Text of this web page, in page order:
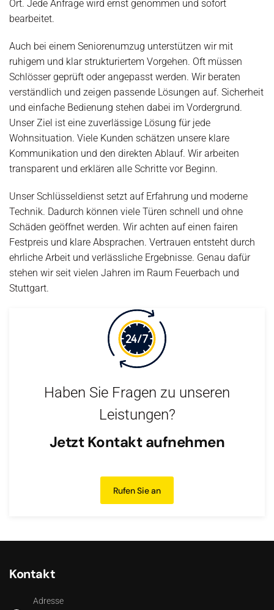
Ort. Jede Anfrage wird ernst genommen und sofort
bearbeitet.
Auch bei einem Seniorenumzug unterstützen wir mit
ruhigem und klar strukturiertem Vorgehen. Oft müssen
Schlösser geprüft oder angepasst werden. Wir beraten
verständlich und zeigen passende Lösungen auf. Sicherheit
und einfache Bedienung stehen dabei im Vordergrund.
Unser Ziel ist eine zuverlässige Lösung für jede
Wohnsituation. Viele Kunden schätzen unsere klare
Kommunikation und den direkten Ablauf. Wir arbeiten
transparent und erklären alle Schritte vor Beginn.
Unser Schlüsseldienst setzt auf Erfahrung und moderne
Technik. Dadurch können viele Türen schnell und ohne
Schäden geöffnet werden. Wir achten auf einen fairen
Festpreis und klare Absprachen. Vertrauen entsteht durch
ehrliche Arbeit und verlässliche Ergebnisse. Genau dafür
stehen wir seit vielen Jahren im Raum Feuerbach und
Stuttgart.
Haben Sie Fragen zu unseren
Leistungen?
Jetzt Kontakt aufnehmen
Rufen Sie an
Kontakt
Adresse